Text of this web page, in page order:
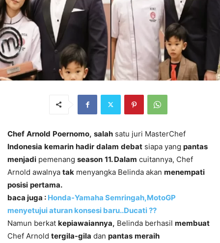
Chef Arnold Poernomo, salah satu juri MasterChef
Indonesia kemarin hadir dalam debat siapa yang pantas
menjadi pemenang season 11.Dalam cuitannya, Chef
Arnold awalnya tak menyangka Belinda akan menempati
posisi pertama.
baca juga : Honda-Yamaha Semringah,MotoGP
menyetujui aturan konsesi baru..Ducati ??
Namun berkat kepiawaiannya, Belinda berhasil membuat
Chef Arnold tergila-gila dan pantas meraih